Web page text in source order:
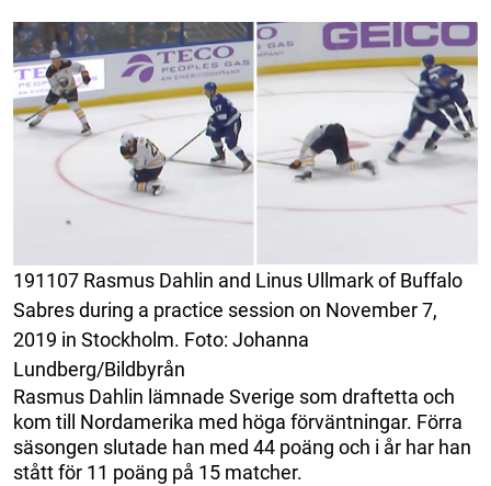
191107 Rasmus Dahlin and Linus Ullmark of Buffalo
Sabres during a practice session on November 7,
2019 in Stockholm. Foto: Johanna
Lundberg/Bildbyrån
Rasmus Dahlin lämnade Sverige som draftetta och
kom till Nordamerika med höga förväntningar. Förra
säsongen slutade han med 44 poäng och i år har han
stått för 11 poäng på 15 matcher.